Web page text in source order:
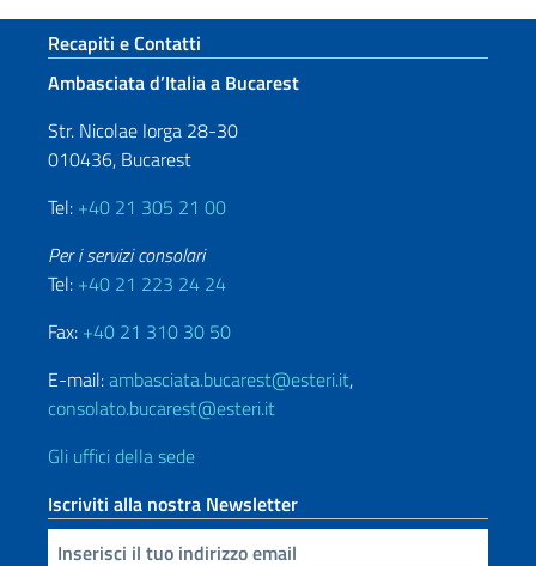
Sezione footer
Recapiti e Contatti
Ambasciata d’Italia a Bucarest
Str. Nicolae Iorga 28-30
010436, Bucarest
Tel: +40 21 305 21 00
Per i servizi consolari
Tel: +40 21 223 24 24
Fax: +40 21 310 30 50
E-mail:ambasciata.bucarest@esteri.it,
consolato.bucarest@esteri.it
Gli uffici della sede
Iscriviti alla nostra Newsletter
Inserisci la tua email